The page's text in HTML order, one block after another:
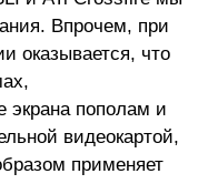
Впрочем, при
оказывается, что
экрана пополам и
видеокартой,
применяет